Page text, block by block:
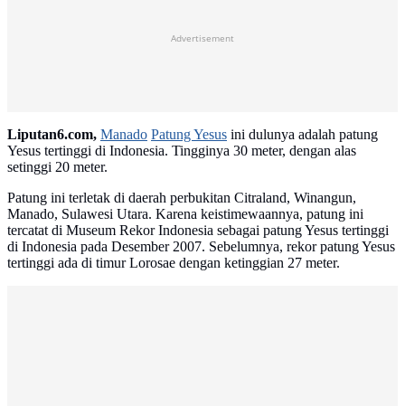
Advertisement
Liputan6.com, Manado Patung Yesus ini dulunya adalah patung
Yesus tertinggi di Indonesia. Tingginya 30 meter, dengan alas
setinggi 20 meter.
Patung ini terletak di daerah perbukitan Citraland, Winangun,
Manado, Sulawesi Utara. Karena keistimewaannya, patung ini
tercatat di Museum Rekor Indonesia sebagai patung Yesus tertinggi
di Indonesia pada Desember 2007. Sebelumnya, rekor patung Yesus
tertinggi ada di timur Lorosae dengan ketinggian 27 meter.